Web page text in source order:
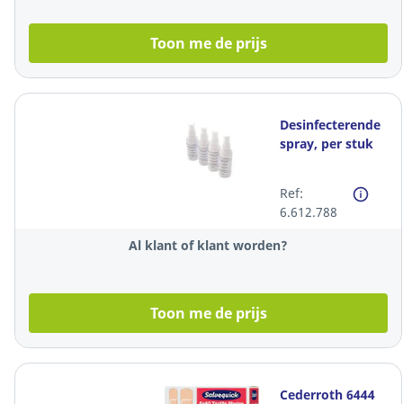
Toon me de prijs
Desinfecterende
spray, per stuk
Ref:
6.612.788
Al klant of klant worden?
Toon me de prijs
Cederroth 6444